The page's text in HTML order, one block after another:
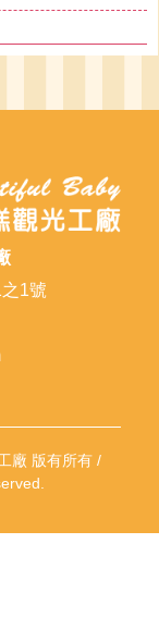
1號
廠 版有所有 /